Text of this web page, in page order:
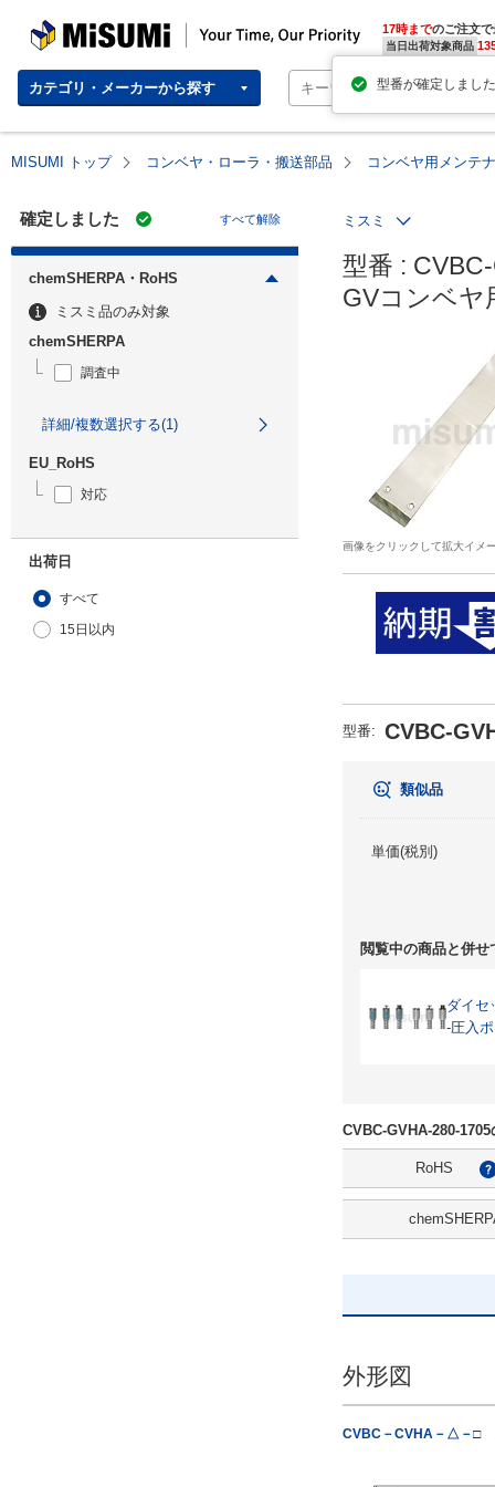
MISUMI | Your Time, Our Priority 17時までのご注文で
当日出荷対象商品
カテゴリ・メーカーから探す
MISUMI トップ コンベヤ・ローラ・搬送部品 コンベヤ用メンテ
確定しました すべて解除
chemSHERPA・RoHS
ミスミ品のみ対象
chemSHERPA
調査中
詳細/複数選択する(1)
EU_RoHS
対応
出荷日
すべて
15日以内
ミスミ
型番 :
GVコンベヤ
画像をクリックして拡大イメ
型番: CVBC-
類似品
単価(税別)
閲覧中の商品と併
ダイセ
-圧入
CVBC-GVHA-280-
RoHS
外形図
CVBC－CVHA－△－□